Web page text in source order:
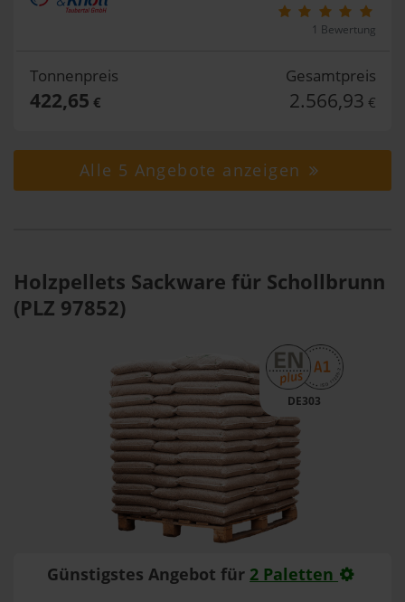
1 Bewertung
Tonnenpreis
422,65 €
Gesamtpreis
2.566,93 €
Alle 5 Angebote anzeigen
Holzpellets Sackware für Schollbrunn
(PLZ 97852)
DE303
Günstigstes Angebot für 2 Paletten